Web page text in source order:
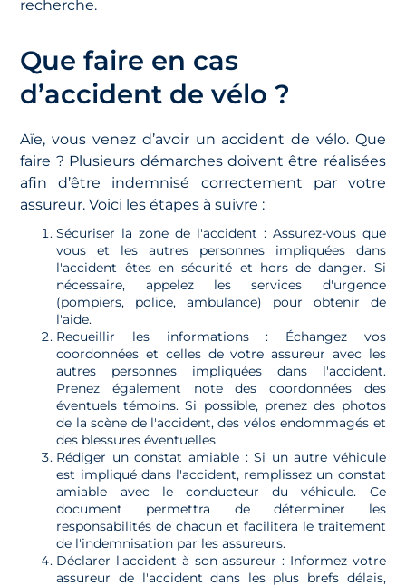
recherche.
Que faire en cas
d’accident de vélo ?
Aïe, vous venez d’avoir un accident de vélo. Que
faire ? Plusieurs démarches doivent être réalisées
afin d’être indemnisé correctement par votre
assureur. Voici les étapes à suivre :
Sécuriser la zone de l'accident : Assurez-vous que
vous et les autres personnes impliquées dans
l'accident êtes en sécurité et hors de danger. Si
nécessaire, appelez les services d'urgence
(pompiers, police, ambulance) pour obtenir de
l'aide.
Recueillir les informations : Échangez vos
coordonnées et celles de votre assureur avec les
autres personnes impliquées dans l'accident.
Prenez également note des coordonnées des
éventuels témoins. Si possible, prenez des photos
de la scène de l'accident, des vélos endommagés et
des blessures éventuelles.
Rédiger un constat amiable : Si un autre véhicule
est impliqué dans l'accident, remplissez un constat
amiable avec le conducteur du véhicule. Ce
document permettra de déterminer les
responsabilités de chacun et facilitera le traitement
de l'indemnisation par les assureurs.
Déclarer l'accident à son assureur : Informez votre
assureur de l'accident dans les plus brefs délais,